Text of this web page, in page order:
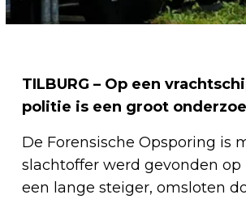
TILBURG – Op een
politie is een groot
De Forensische Opsporing is
slachtoffer werd gevonden
een lange steiger, omsloten